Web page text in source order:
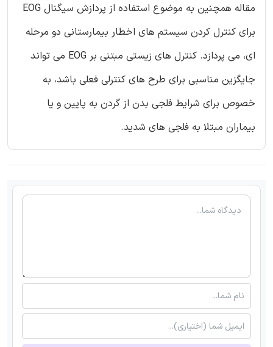
مقاله همچنین به موضوع استفاده از پردازش سیگنال EOG
برای کنترل کردن سیستم های اخطار بیمارستانی دو مرحله
ای، می پردازد. کنترل های زیستی مبتنی بر EOG می تواند
جایگزین مناسبی برای طرح های کنترلی فعلی باشد، به
خصوص برای شرایط فلجی بدن از گردن به پایین و یا
بیماران مبتلا به فلجی های شدید.